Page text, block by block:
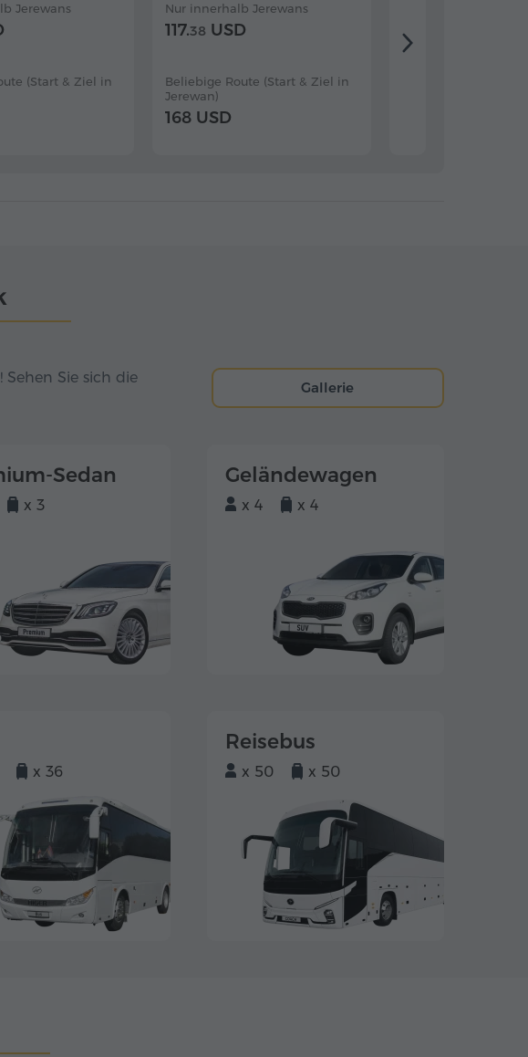
Jerewans
(Start & Ziel in
Nur innerhalb Jerewans
117.38 USD
Beliebige Route (Start & Ziel in
Jerewan)
168 USD
138 USD
Sie sich die
Gallerie
Sedan
x 3
Geländewagen
x 4 x 4
x 36
Reisebus
x 50 x 50